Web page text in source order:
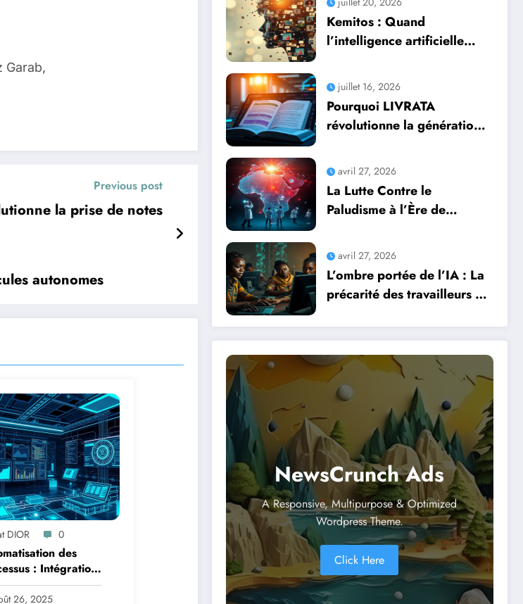
Garab,
Previous post
la prise de notes
autonomes
DIOR 0
des
: Intégration
avec la Logique
26, 2025
Kemitos : Quand
l’intelligence artificielle
juillet 16, 2026
Pourquoi LIVRATA
révolutionne la génération
professionnels avec
l’intelligence artificielle
avril 27, 2026
La Lutte Contre le
Paludisme à l’Ère de
Une Course Contre la
Montre Africaine
avril 27, 2026
L’ombre portée de l’IA : La
précarité des travailleurs du
révolution numérique
NewsCrunch Ads
A Responsive, Multipurpose & Optimized
Wordpress Theme.
Click Here